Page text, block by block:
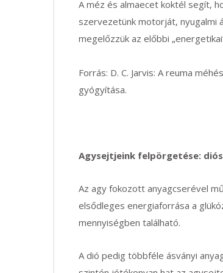
A méz és almaecet koktél segít,
szervezetünk motorját, nyugalmi
megelőzzük az előbbi
Forrás: D. C. Jarvis: A reuma
gyógyítása.
Agysejtjeink felpörgetése:
Az agy fokozott anyagcserével
elsődleges energiaforrása a
mennyiségben található.
A dió pedig többféle ásványi